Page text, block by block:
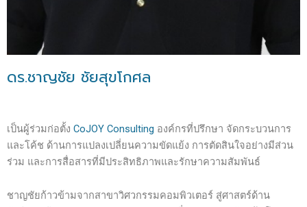
ดร.ชาญชัย ชัยสุขโกศล
เป็นผู้ร่วมก่อตั้ง CoJOY Consulting องค์กรที่ปรึกษา จัดกระบวนการ
และโค้ช ด้านการแปลงเปลี่ยนความขัดแย้ง การตัดสินใจอย่างมีส่วน
ร่วม และการสื่อสารที่มีประสิทธิภาพและรักษาความสัมพันธ์
ชาญชัยก้าวข้ามจากสาขาวิศวกรรมคอมพิวเตอร์ สู่ศาสตร์ด้าน